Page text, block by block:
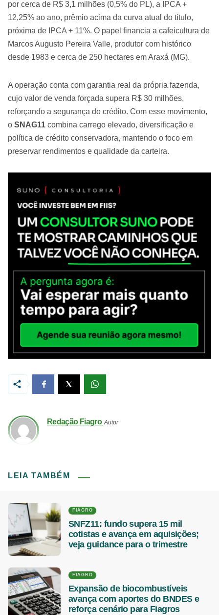
por cerca de R$ 3,1 milhões (0,5% do PL), a IPCA +
12,25% ao ano, prêmio acima da curva atual do título,
próxima de IPCA + 11%. O papel financia a cafeicultura de
Marcos Augusto Pereira Valle, produtor com histórico
desde 1983 e cerca de 250 hectares em Araxá (MG).
A operação conta com garantia real da própria fazenda,
cujo valor de venda forçada supera R$ 30 milhões,
reforçando a segurança do crédito. Com esse movimento,
o SNAG11 combina carrego elevado, diversificação e
política de crédito conservadora, mantendo o foco em
preservar rendimentos e qualidade da carteira.
Redação Fiagro Autor
LEIA TAMBÉM
FIAGRO
SNFZ11: fundo supera 15 mil
cotistas e avança em aquisições;
veja guidance para o trimestre
FIAGRO
Expansão de biocombustíveis
avança com aportes do BNDES e
reforça cenário para Fiagros